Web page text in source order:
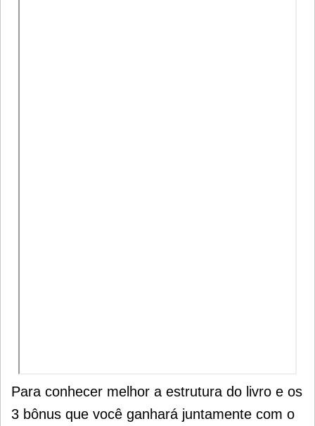
Para conhecer melhor a estrutura do livro e os
3 bônus que você ganhará juntamente com o